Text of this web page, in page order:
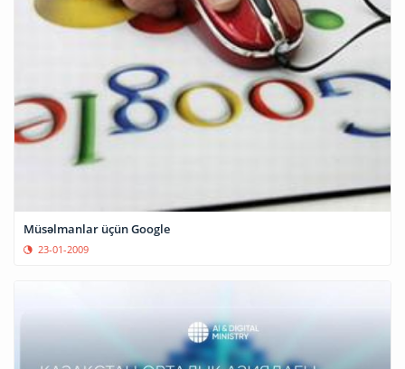
Müsəlmanlar üçün Google
23-01-2009